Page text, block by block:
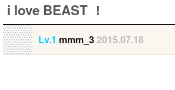
i love BEAST ！
Lv.1 mmm_32015.07.18